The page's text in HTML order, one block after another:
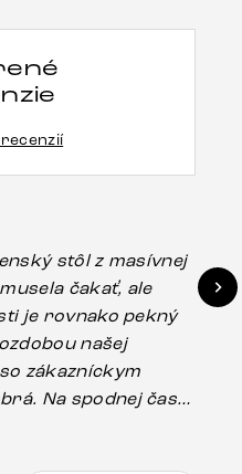
recenzií
stôl z masívnej
čakať, ale
je rovnako pekný
našej
zákazníckym
Na spodnej časti
pravdepodobne